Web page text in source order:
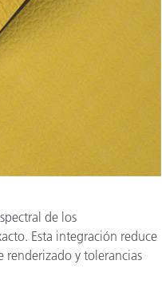
de los
Esta integración reduce
renderizado y tolerancias